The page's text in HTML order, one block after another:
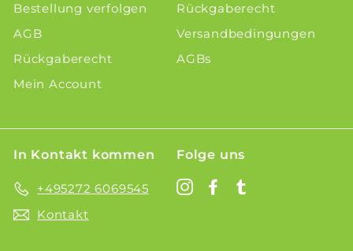
Bestellung verfolgen
AGB
Rückgaberecht
Mein Account
Rückgaberecht
Versandbedingungen
AGBs
In Kontakt kommen
+495272 6069545
Kontakt
Folge uns
InstagramFacebook